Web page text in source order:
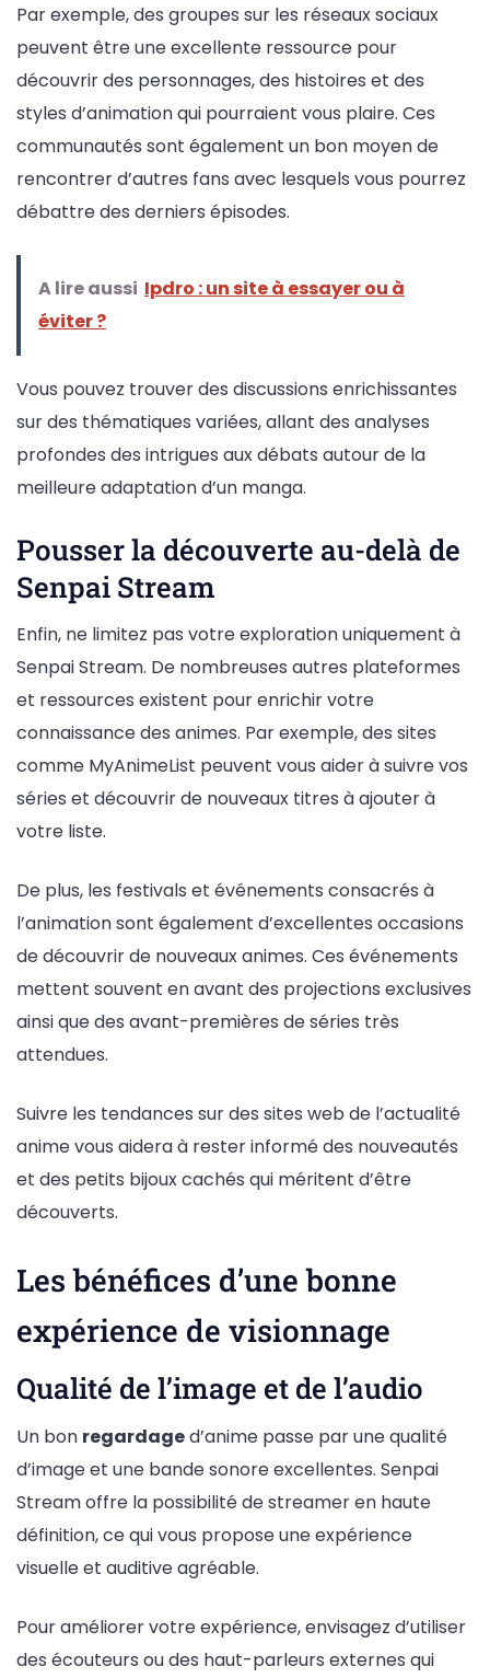
Par exemple, des groupes sur les réseaux sociaux
peuvent être une excellente ressource pour
découvrir des personnages, des histoires et des
styles d’animation qui pourraient vous plaire. Ces
communautés sont également un bon moyen de
rencontrer d’autres fans avec lesquels vous pourrez
débattre des derniers épisodes.
A lire aussi Ipdro : un site à essayer ou à
éviter ?
Vous pouvez trouver des discussions enrichissantes
sur des thématiques variées, allant des analyses
profondes des intrigues aux débats autour de la
meilleure adaptation d’un manga.
Pousser la découverte au-delà de
Senpai Stream
Enfin, ne limitez pas votre exploration uniquement à
Senpai Stream. De nombreuses autres plateformes
et ressources existent pour enrichir votre
connaissance des animes. Par exemple, des sites
comme MyAnimeList peuvent vous aider à suivre vos
séries et découvrir de nouveaux titres à ajouter à
votre liste.
De plus, les festivals et événements consacrés à
l’animation sont également d’excellentes occasions
de découvrir de nouveaux animes. Ces événements
mettent souvent en avant des projections exclusives
ainsi que des avant-premières de séries très
attendues.
Suivre les tendances sur des sites web de l’actualité
anime vous aidera à rester informé des nouveautés
et des petits bijoux cachés qui méritent d’être
découverts.
Les bénéfices d’une bonne
expérience de visionnage
Qualité de l’image et de l’audio
Un bon regardaged’anime passe par une qualité
d’image et une bande sonore excellentes. Senpai
Stream offre la possibilité de streamer en haute
définition, ce qui vous propose une expérience
visuelle et auditive agréable.
Pour améliorer votre expérience, envisagez d’utiliser
des écouteurs ou des haut-parleurs externes qui